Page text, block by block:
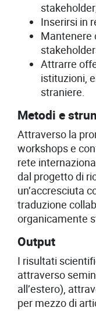
Inserirsi in
Mantenere
Attrarre
istituzioni,
straniere.
Metodi e
Attraverso la
workshops e
rete
dal progetto di
un’accresciuta
traduzione
organicamente
Output
I risultati
attraverso
all’estero),
per mezzo di